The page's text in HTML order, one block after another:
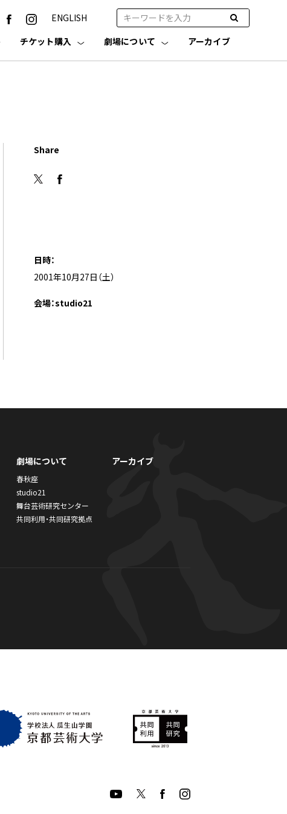
ENGLISH
チケット購入 劇場について アーカイブ
Share
日時：
2001年10月27日（土）
会場：studio21
劇場について
春秋座
studio21
舞台芸術研究センター
共同利用・共同研究拠点
アーカイブ